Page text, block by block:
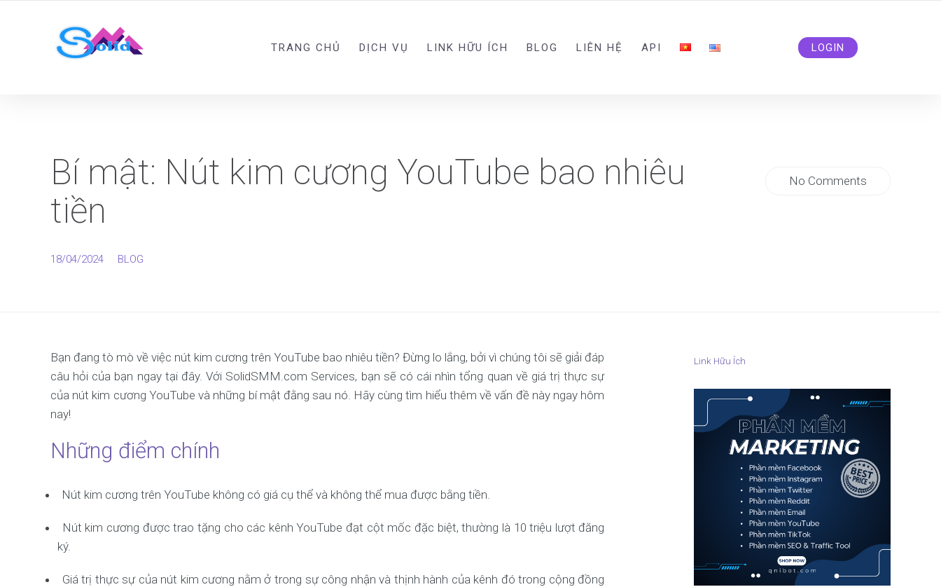
TRANG CHỦ DỊCH VỤ LINK HỮU ÍCH BLOG LIÊN HỆ API LOGIN
Bí mật: Nút kim cương YouTube bao nhiêu
tiền
18/04/2024 BLOG
No Comments
Bạn đang tò mò về việc nút kim cương trên YouTube bao nhiêu tiền? Đừng lo lắng, bởi vì chúng tôi sẽ giải đáp
câu hỏi của bạn ngay tại đây. Với SolidSMM.com Services, bạn sẽ có cái nhìn tổng quan về giá trị thực sự
của nút kim cương YouTube và những bí mật đằng sau nó. Hãy cùng tìm hiểu thêm về vấn đề này ngay hôm
nay!
Những điểm chính
Nút kim cương trên YouTube không có giá cụ thể và không thể mua được bằng tiền.
Nút kim cương được trao tặng cho các kênh YouTube đạt cột mốc đặc biệt, thường là 10 triệu lượt đăng
ký.
Giá trị thực sự của nút kim cương nằm ở trong sự công nhận và thịnh hành của kênh đó trong cộng đồng
Link Hữu Ích